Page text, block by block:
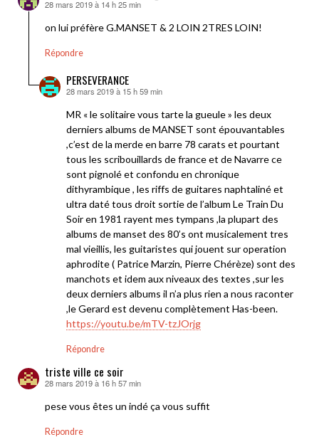
dit :
28 mars 2019 à 14 h 25 min
on lui préfère G.MANSET & 2 LOIN 2TRES LOIN!
Répondre
PERSEVERANCE
dit :
28 mars 2019 à 15 h 59 min
MR « le solitaire vous tarte la gueule » les deux
derniers albums de MANSET sont épouvantables
,c’est de la merde en barre 78 carats et pourtant
tous les scribouillards de france et de Navarre ce
sont pignolé et confondu en chronique
dithyrambique , les riffs de guitares naphtaliné et
ultra daté tous droit sortie de l’album Le Train Du
Soir en 1981 rayent mes tympans ,la plupart des
albums de manset des 80’s ont musicalement tres
mal vieillis, les guitaristes qui jouent sur operation
aphrodite ( Patrice Marzin, Pierre Chérèze) sont des
manchots et idem aux niveaux des textes ,sur les
deux derniers albums il n’a plus rien a nous raconter
,le Gerard est devenu complètement Has-been.
https://youtu.be/mTV-tzJOrjg
Répondre
triste ville ce soir
dit :
28 mars 2019 à 16 h 57 min
pese vous êtes un indé ça vous suffit
Répondre